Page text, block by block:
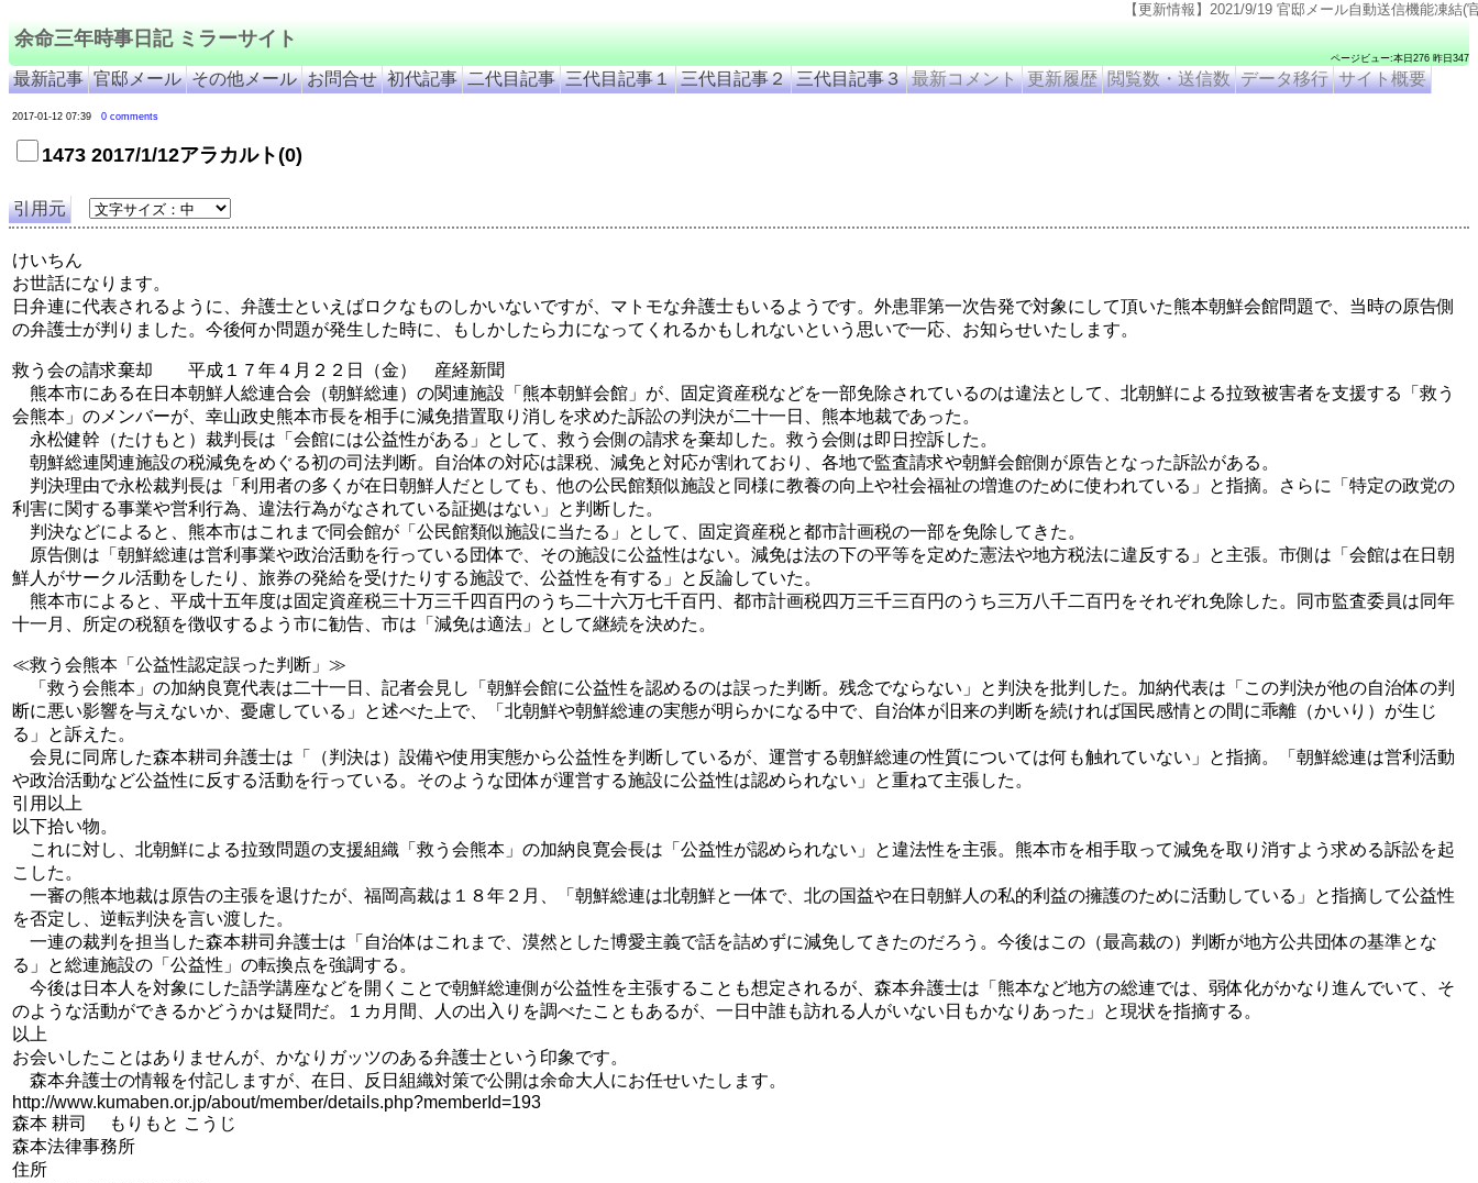
余命三年時事日記 ミラーサイト
ページビュー:本日276 昨日347
最新記事 官邸メール その他メール お問合せ 初代記事 二代目記事 三代目記事１ 三代目記事２ 三代目記事３ 最新コメント 更新履歴 閲覧数・送信数 データ移行 サイト概要
2017-01-12 07:39 0 comments
1473 2017/1/12アラカルト(0)
引用元
けいちん
お世話になります。
日弁連に代表されるように、弁護士といえばロクなものしかいないですが、マトモな弁護士もいるようです。外患罪第一次告発で対象にして頂いた熊本朝鮮会館問題で、当時の原告側
の弁護士が判りました。今後何か問題が発生した時に、もしかしたら力になってくれるかもしれないという思いで一応、お知らせいたします。
救う会の請求棄却 平成１７年４月２２日（金） 産経新聞
熊本市にある在日本朝鮮人総連合会（朝鮮総連）の関連施設「熊本朝鮮会館」が、固定資産税などを一部免除されているのは違法として、北朝鮮による拉致被害者を支援する「救う
会熊本」のメンバーが、幸山政史熊本市長を相手に減免措置取り消しを求めた訴訟の判決が二十一日、熊本地裁であった。
永松健幹（たけもと）裁判長は「会館には公益性がある」として、救う会側の請求を棄却した。救う会側は即日控訴した。
朝鮮総連関連施設の税減免をめぐる初の司法判断。自治体の対応は課税、減免と対応が割れており、各地で監査請求や朝鮮会館側が原告となった訴訟がある。
判決理由で永松裁判長は「利用者の多くが在日朝鮮人だとしても、他の公民館類似施設と同様に教養の向上や社会福祉の増進のために使われている」と指摘。さらに「特定の政党の
利害に関する事業や営利行為、違法行為がなされている証拠はない」と判断した。
判決などによると、熊本市はこれまで同会館が「公民館類似施設に当たる」として、固定資産税と都市計画税の一部を免除してきた。
原告側は「朝鮮総連は営利事業や政治活動を行っている団体で、その施設に公益性はない。減免は法の下の平等を定めた憲法や地方税法に違反する」と主張。市側は「会館は在日朝
鮮人がサークル活動をしたり、旅券の発給を受けたりする施設で、公益性を有する」と反論していた。
熊本市によると、平成十五年度は固定資産税三十万三千四百円のうち二十六万七千百円、都市計画税四万三千三百円のうち三万八千二百円をそれぞれ免除した。同市監査委員は同年
十一月、所定の税額を徴収するよう市に勧告、市は「減免は適法」として継続を決めた。
≪救う会熊本「公益性認定誤った判断」≫
「救う会熊本」の加納良寛代表は二十一日、記者会見し「朝鮮会館に公益性を認めるのは誤った判断。残念でならない」と判決を批判した。加納代表は「この判決が他の自治体の判
断に悪い影響を与えないか、憂慮している」と述べた上で、「北朝鮮や朝鮮総連の実態が明らかになる中で、自治体が旧来の判断を続ければ国民感情との間に乖離（かいり）が生じ
る」と訴えた。
会見に同席した森本耕司弁護士は「（判決は）設備や使用実態から公益性を判断しているが、運営する朝鮮総連の性質については何も触れていない」と指摘。「朝鮮総連は営利活動
や政治活動など公益性に反する活動を行っている。そのような団体が運営する施設に公益性は認められない」と重ねて主張した。
引用以上
以下拾い物。
これに対し、北朝鮮による拉致問題の支援組織「救う会熊本」の加納良寛会長は「公益性が認められない」と違法性を主張。熊本市を相手取って減免を取り消すよう求める訴訟を起
こした。
一審の熊本地裁は原告の主張を退けたが、福岡高裁は１８年２月、「朝鮮総連は北朝鮮と一体で、北の国益や在日朝鮮人の私的利益の擁護のために活動している」と指摘して公益性
を否定し、逆転判決を言い渡した。
一連の裁判を担当した森本耕司弁護士は「自治体はこれまで、漠然とした博愛主義で話を詰めずに減免してきたのだろう。今後はこの（最高裁の）判断が地方公共団体の基準とな
る」と総連施設の「公益性」の転換点を強調する。
今後は日本人を対象にした語学講座などを開くことで朝鮮総連側が公益性を主張することも想定されるが、森本弁護士は「熊本など地方の総連では、弱体化がかなり進んでいて、そ
のような活動ができるかどうかは疑問だ。１カ月間、人の出入りを調べたこともあるが、一日中誰も訪れる人がいない日もかなりあった」と現状を指摘する。
以上
お会いしたことはありませんが、かなりガッツのある弁護士という印象です。
森本弁護士の情報を付記しますが、在日、反日組織対策で公開は余命大人にお任せいたします。
http://www.kumaben.or.jp/about/member/details.php?memberId=193
森本 耕司 もりもと こうじ
森本法律事務所
住所
【更新情報】2021/9/19 官邸メール自動送信機能凍結(官邸